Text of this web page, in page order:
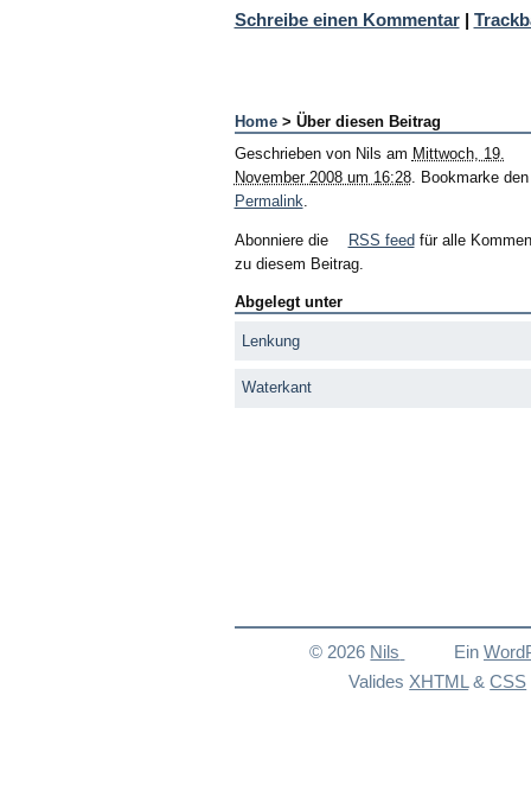
Schreibe einen Kommentar |
Home> Über diesen Beitrag
Geschrieben von Nils am Mittwoch, 19.
November 2008 um 16:28. Bookmarke den
Permalink
Abonniere die RSS feed für alle
zu diesem Beitrag.
Abgelegt unter
Lenkung
Waterkant
© 2026 Nils Ein
Valides XHTML &CSS